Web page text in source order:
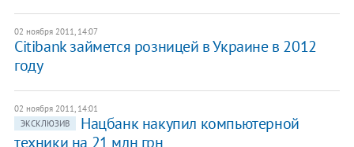
02 ноября 2011, 14:07
Citibank займется розницей в Украине в 2012
году
02 ноября 2011, 14:01
ЭКСКЛЮЗИВ
​Нацбанк накупил компьютерной
техники на 21 млн грн